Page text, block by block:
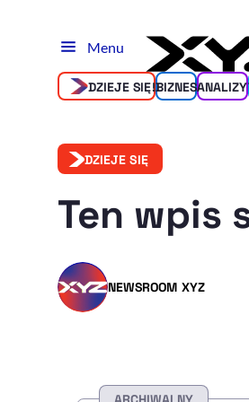
Menu
DZIEJE SIĘ!BIZNESANALIZY
DZIEJE SIĘ
Ten wpis
NEWSROOM XYZ